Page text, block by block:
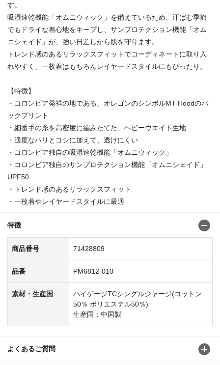
す。
吸湿速乾機能「オムニウィック」を備えているため、汗ばむ季節
でもドライな着心地をキープし、サンプロテクション機能「オム
ニシェイド」が、強い日差しから肌を守ります。
トレンド感のあるリラックスフィットでコーディネートに取り入
れやすく、一枚着はもちろんレイヤードスタイルにもぴったり。
【特徴】
・コロンビア発祥の地である、オレゴンのシンボルMT Hoodのバ
ックプリント
・細番手の糸を高密度に編みたてた、ヘビーウエイト生地
・適度なハリとコシに加えて、透けにくい
・コロンビア独自の吸湿速乾機能「オムニウィック」
・コロンビア独自のサンプロテクション機能「オムニシェイド」
UPF50
・トレンド感のあるリラックスフィット
・一枚着やレイヤードスタイルに最適
特徴
商品番号 71428809
品番 PM6812-010
素材・生産国
ハイゲージTCシングルジャージ(コットン
50％ ポリエステル50％)
生産国：中国製
よくあるご質問